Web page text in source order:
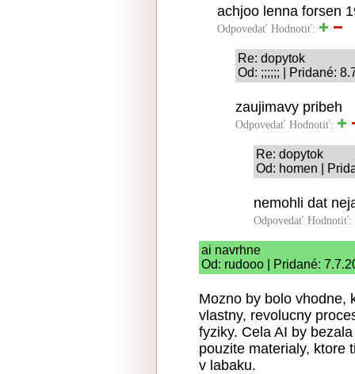
achjoo lenna forsen
Odpovedať Hodnotiť:
Re: dopytok
Od: ;;;;;; | Pridané:
zaujimavy pribeh
Odpovedať Hodnotiť:
Re: dopytok
Od: homen |
nemohli dat
Odpovedať Hodnotiť:
ai navrhne
Od: rudooo | Pridané:
Mozno by bolo vhodne,
vlastny, revolucny
fyziky. Cela AI by
pouzite materialy, ktore
v labaku.